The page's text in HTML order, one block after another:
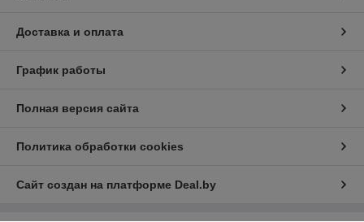
Доставка и оплата
График работы
Полная версия сайта
Политика обработки cookies
Сайт создан на платформе Deal.by